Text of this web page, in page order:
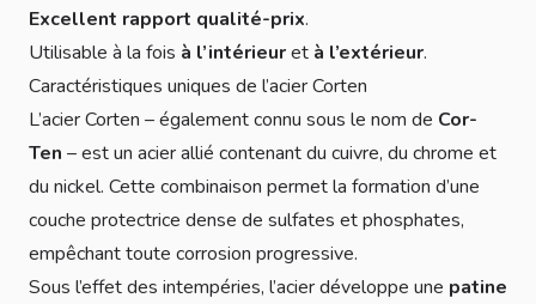
Excellent rapport qualité-prix.
Utilisable à la fois à l’intérieuret à l’extérieur.
Caractéristiques uniques de l’acier Corten
L’acier Corten – également connu sous le nom de Cor-
Ten – est un acier allié contenant du cuivre, du chrome et
du nickel. Cette combinaison permet la formation d’une
couche protectrice dense de sulfates et phosphates,
empêchant toute corrosion progressive.
Sous l’effet des intempéries, l’acier développe une patine